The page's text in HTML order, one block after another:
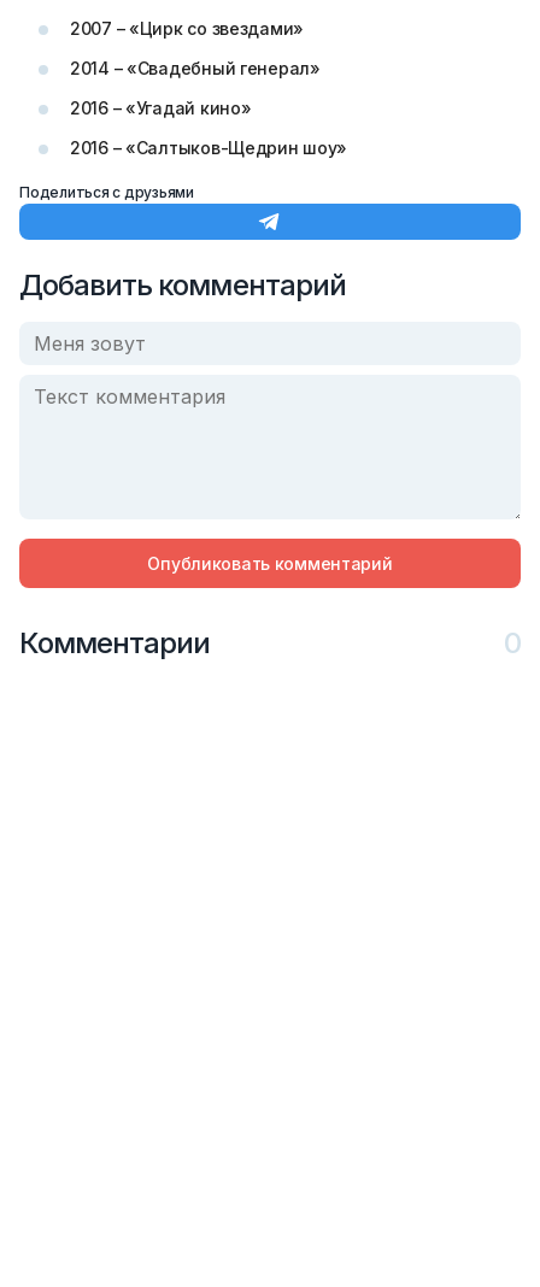
2007 – «Цирк со звездами»
2014 – «Свадебный генерал»
2016 – «Угадай кино»
2016 – «Салтыков-Щедрин шоу»
Поделиться с друзьями
Добавить комментарий
Опубликовать комментарий
Комментарии 0